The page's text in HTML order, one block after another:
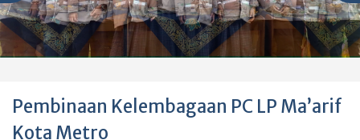
Pembinaan Kelembagaan PC LP Ma’arif
Kota Metro